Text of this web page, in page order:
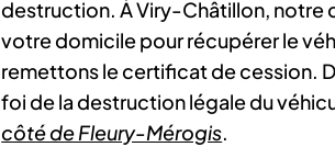
destruction. À Viry-Châtillon, notre
votre domicile pour récupérer le
remettons le certificat de cession.
foi de la destruction légale du
côté de Fleury-Mérogis.